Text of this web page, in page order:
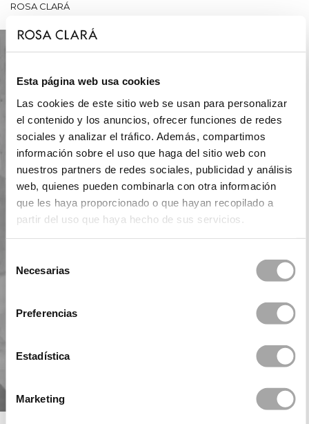
Esta página web usa cookies
Las cookies de este sitio web se usan para personalizar
el contenido y los anuncios, ofrecer funciones de redes
sociales y analizar el tráfico. Además, compartimos
información sobre el uso que haga del sitio web con
nuestros partners de redes sociales, publicidad y análisis
web, quienes pueden combinarla con otra información
que les haya proporcionado o que hayan recopilado a
partir del uso que haya hecho de sus servicios.
Necesarias
Preferencias
Estadística
Marketing
ROSA CLARÁ